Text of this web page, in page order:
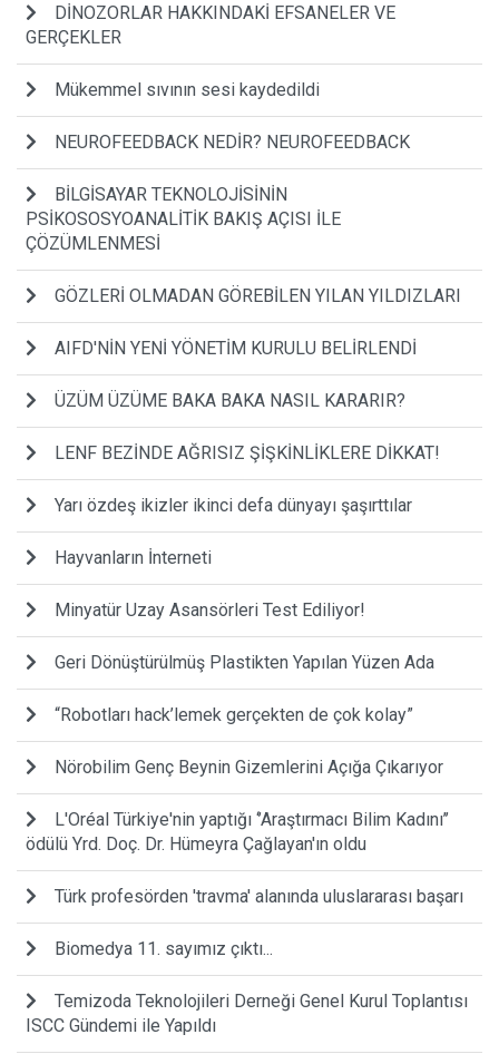
DİNOZORLAR HAKKINDAKİ EFSANELER VE
GERÇEKLER
Mükemmel sıvının sesi kaydedildi
NEUROFEEDBACK NEDİR? NEUROFEEDBACK
BİLGİSAYAR TEKNOLOJİSİNİN
PSİKOSOSYOANALİTİK BAKIŞ AÇISI İLE
ÇÖZÜMLENMESİ
GÖZLERİ OLMADAN GÖREBİLEN YILAN YILDIZLARI
AIFD'NİN YENİ YÖNETİM KURULU BELİRLENDİ
ÜZÜM ÜZÜME BAKA BAKA NASIL KARARIR?
LENF BEZİNDE AĞRISIZ ŞİŞKİNLİKLERE DİKKAT!
Yarı özdeş ikizler ikinci defa dünyayı şaşırttılar
Hayvanların İnterneti
Minyatür Uzay Asansörleri Test Ediliyor!
Geri Dönüştürülmüş Plastikten Yapılan Yüzen Ada
“Robotları hack’lemek gerçekten de çok kolay”
Nörobilim Genç Beynin Gizemlerini Açığa Çıkarıyor
L'Oréal Türkiye'nin yaptığı ‘’Araştırmacı Bilim Kadını’’
ödülü Yrd. Doç. Dr. Hümeyra Çağlayan'ın oldu
Türk profesörden 'travma' alanında uluslararası başarı
Biomedya 11. sayımız çıktı...
Temizoda Teknolojileri Derneği Genel Kurul Toplantısı
ISCC Gündemi ile Yapıldı